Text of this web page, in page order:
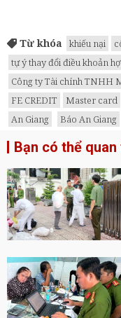
Từ khóa khiếu nại
tự ý thay đổi điều khoản
Công ty Tài chính TNHH
FE CREDIT
Master card
An Giang
Báo An Giang
Bạn có thể quan